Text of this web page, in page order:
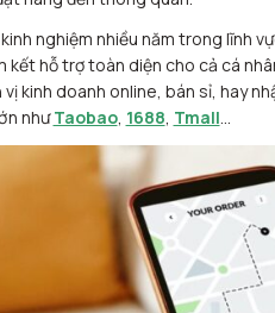
nghiệm nhiều năm trong lĩnh
kết hỗ trợ toàn diện cho cả cá
vị kinh doanh online, bán sỉ, hay
nhưTaobao, 1688, Tmall…